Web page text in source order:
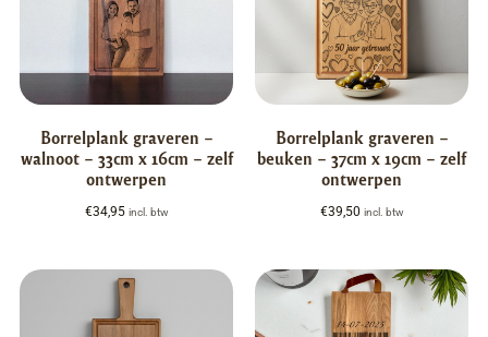
Borrelplank graveren –
walnoot – 33cm x 16cm – zelf
ontwerpen
€34,95 incl. btw
Borrelplank graveren –
beuken – 37cm x 19cm – zelf
ontwerpen
€39,50 incl. btw